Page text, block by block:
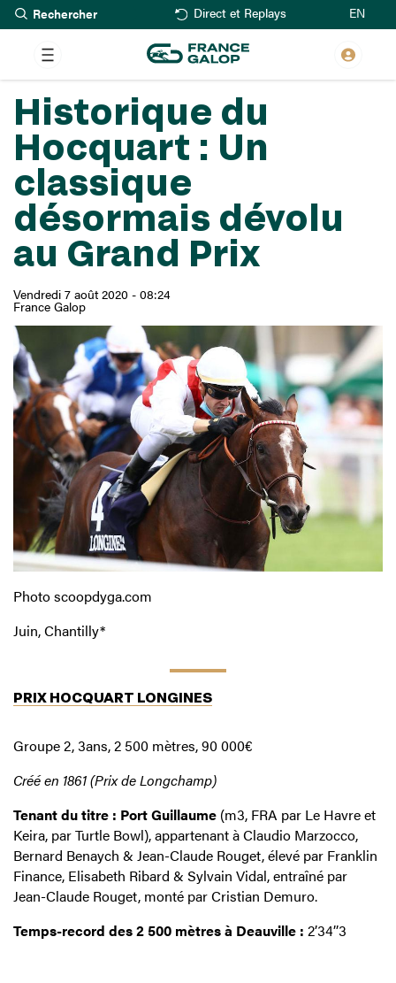
Aller
au
contenu
principal
Rechercher Direct et Replays EN
Historique du
Hocquart : Un
classique
désormais dévolu
au Grand Prix
Vendredi 7 août 2020 - 08:24
France Galop
Photo scoopdyga.com
Juin, Chantilly*
PRIX HOCQUART LONGINES
Groupe 2, 3ans, 2 500 mètres, 90 000€
Créé en 1861 (Prix de Longchamp)
Tenant du titre : Port Guillaume (m3, FRA par Le Havre et
Keira, par Turtle Bowl), appartenant à Claudio Marzocco,
Bernard Benaych & Jean-Claude Rouget, élevé par Franklin
Finance, Elisabeth Ribard & Sylvain Vidal, entraîné par
Jean-Claude Rouget, monté par Cristian Demuro.
Temps-record des 2 500 mètres à Deauville : 2’34’’3